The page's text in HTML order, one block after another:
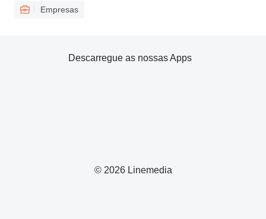
Empresas
© 2026 Linemedia
Descarregue as nossas Apps